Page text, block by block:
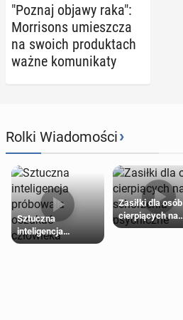
"Poznaj objawy raka":
Mor­ri­sons umiesz­cza
na swoich pro­duk­tach
ważne ko­mu­ni­ka­ty
Rolki Wiadomości›
Sztuczna
inteligencja
próbowała oszukać
Zasiłki dla osób
cierpiących na
schorzenia